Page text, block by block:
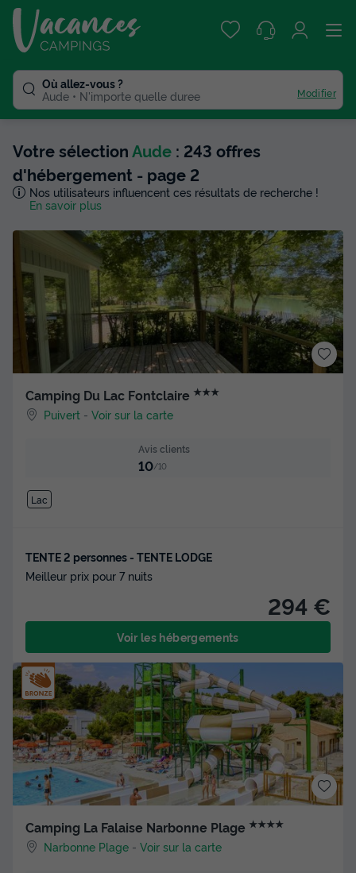
Où allez-vous ?
Aude
N'importe quelle duree Modifier
Votre sélectionAude : 243 offres
d'hébergement - page 2
Nos utilisateurs influencent ces résultats de recherche !
En savoir plus
Camping Du Lac Fontclaire ★★★
Puivert -Voir sur la carte
Avis clients
10/10
Lac
TENTE 2 personnes - TENTE LODGE
Meilleur prix pour 7 nuits
294 €
Voir les hébergements
Camping La Falaise Narbonne Plage ★★★★
Narbonne Plage -Voir sur la carte